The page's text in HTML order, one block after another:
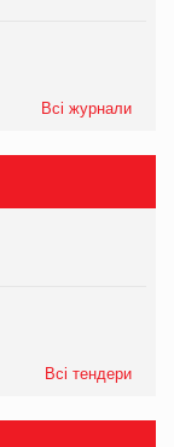
Всі журнали
Всі тендери